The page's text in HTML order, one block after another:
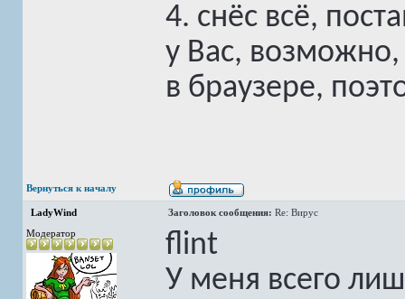
4. снёс всё,
у Вас,
в браузере,
Вернуться к началу
LadyWind Заголовок сообщения: Re: Вирус
Модератор
flint
У меня всего